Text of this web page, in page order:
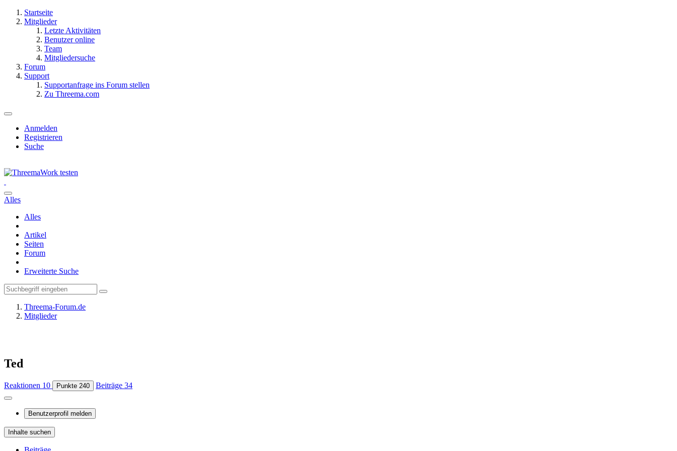
Startseite
Mitglieder
Letzte Aktivitäten
Benutzer online
Team
Mitgliedersuche
Forum
Support
Supportanfrage ins Forum stellen
Zu Threema.com
Anmelden
Registrieren
Suche
Alles
Alles
Artikel
Seiten
Forum
Erweiterte Suche
Threema-Forum.de
Mitglieder
Ted
Reaktionen 10 Punkte 240 Beiträge 34
Benutzerprofil melden
Inhalte suchen